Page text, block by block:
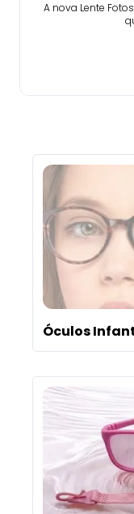
A nova Lente
Óculos